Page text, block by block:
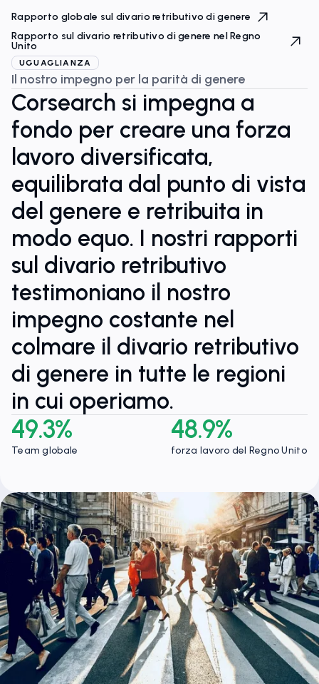
UGUAGLIANZA
Il nostro impegno per la parità di genere
Rapporto globale sul divario retributivo di genere
Rapporto sul divario retributivo di genere nel Regno
Unito
Corsearch si impegna a
fondo per creare una forza
lavoro diversificata,
equilibrata dal punto di vista
del genere e retribuita in
modo equo. I nostri rapporti
sul divario retributivo
testimoniano il nostro
impegno costante nel
colmare il divario retributivo
di genere in tutte le regioni
in cui operiamo.
49.3%
Team globale
48.9%
forza lavoro del Regno Unito